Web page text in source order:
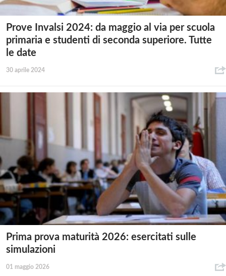
Prove Invalsi 2024: da maggio al via per scuola
primaria e studenti di seconda superiore. Tutte
le date
30 aprile 2024
Prima prova maturità 2026: esercitati sulle
simulazioni
01 maggio 2026